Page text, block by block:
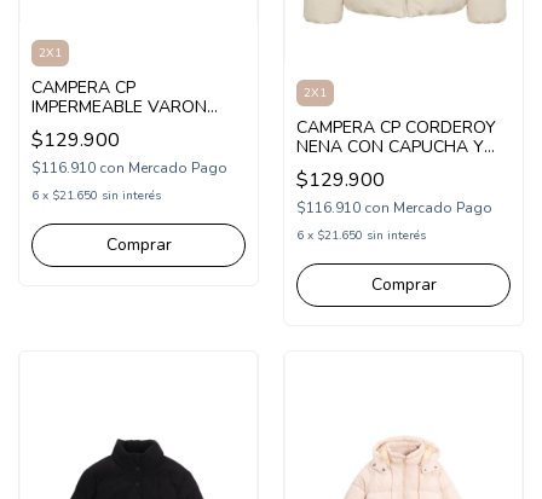
2X1
CAMPERA CP
IMPERMEABLE VARON
CON CAPUCHA
ESTAMPADA (CP265510)
$129.900
$116.910 con Mercado Pago
6 x $21.650 sin interés
Comprar
2X1
CAMPERA CP CORDEROY
NENA CON CAPUCHA Y
TIRAS PARA LLEVAR
COMO MOCHILA
(CP265504)
$129.900
$116.910 con Mercado Pago
6 x $21.650 sin interés
Comprar